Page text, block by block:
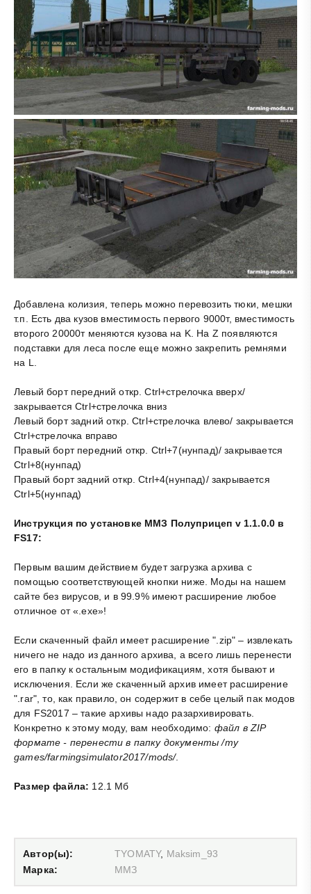
Добавлена колизия, теперь можно перевозить тюки, мешки
т.п. Есть два кузов вместимость первого 9000т, вместимость
второго 20000т меняются кузова на K. На Z появляются
подставки для леса после еще можно закрепить ремнями
на L.
Левый борт передний откр. Ctrl+стрелочка вверх/
закрывается Ctrl+стрелочка вниз
Левый борт задний откр. Ctrl+стрелочка влево/ закрывается
Ctrl+стрелочка вправо
Правый борт передний откр. Ctrl+7(нунпад)/ закрывается
Ctrl+8(нунпад)
Правый борт задний откр. Ctrl+4(нунпад)/ закрывается
Ctrl+5(нунпад)
Инструкция по установке ММЗ Полуприцеп v 1.1.0.0 в
FS17:
Первым вашим действием будет загрузка архива с
помощью соответствующей кнопки ниже. Моды на нашем
сайте без вирусов, и в 99.9% имеют расширение любое
отличное от «.exe»!
Если скаченный файл имеет расширение ".zip" – извлекать
ничего не надо из данного архива, а всего лишь перенести
его в папку к остальным модификациям, хотя бывают и
исключения. Если же скаченный архив имеет расширение
".rar", то, как правило, он содержит в себе целый пак модов
для FS2017 – такие архивы надо разархивировать.
Конкретно к этому моду, вам необходимо: файл в ZIP
формате - перенести в папку документы /my
games/farmingsimulator2017/mods/.
Размер файла: 12.1 Мб
Автор(ы): TYOMATY, Maksim_93
Марка:
ММЗ